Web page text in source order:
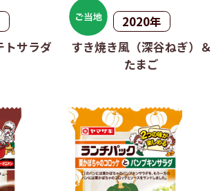
トサラダ
2020年
すき焼き風（深谷ねぎ）＆
たまご